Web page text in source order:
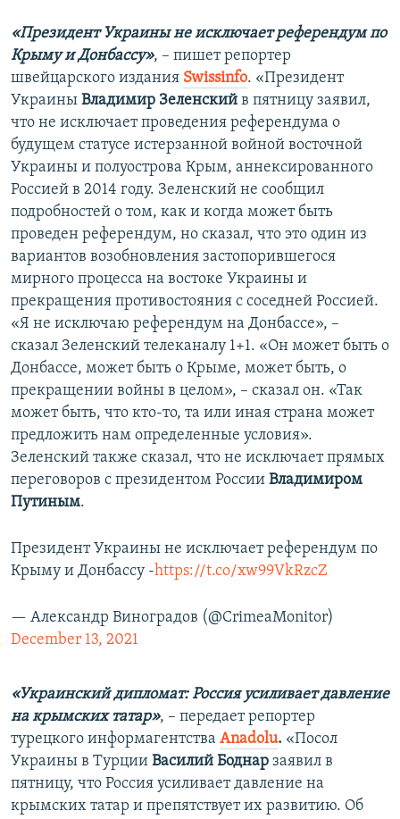
«Президент Украины не исключает референдум по
Крыму и Донбассу», – пишет репортер
швейцарского издания Swissinfo. «Президент
Украины Владимир Зеленский в пятницу заявил,
что не исключает проведения референдума о
будущем статусе истерзанной войной восточной
Украины и полуострова Крым, аннексированного
Россией в 2014 году. Зеленский не сообщил
подробностей о том, как и когда может быть
проведен референдум, но сказал, что это один из
вариантов возобновления застопорившегося
мирного процесса на востоке Украины и
прекращения противостояния с соседней Россией.
«Я не исключаю референдум на Донбассе», –
сказал Зеленский телеканалу 1+1. «Он может быть о
Донбассе, может быть о Крыме, может быть, о
прекращении войны в целом», – сказал он. «Так
может быть, что кто-то, та или иная страна может
предложить нам определенные условия».
Зеленский также сказал, что не исключает прямых
переговоров с президентом России Владимиром
Путиным.
Президент Украины не исключает референдум по
Крыму и Донбассу -https://t.co/xw99VkRzcZ
— Александр Виноградов (@CrimeaMonitor)
December 13, 2021
«Украинский дипломат: Россия усиливает давление
на крымских татар», – передает репортер
турецкого информагентства Anadolu. «Посол
Украины в Турции Василий Боднар заявил в
пятницу, что Россия усиливает давление на
крымских татар и препятствует их развитию. Об